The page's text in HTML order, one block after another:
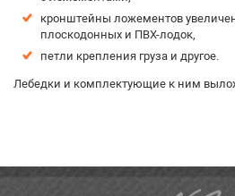
кронштейны ложементов
плоскодонных и ПВХ-лодок,
петли крепления груза и другое.
Лебедки и комплектующие к ним